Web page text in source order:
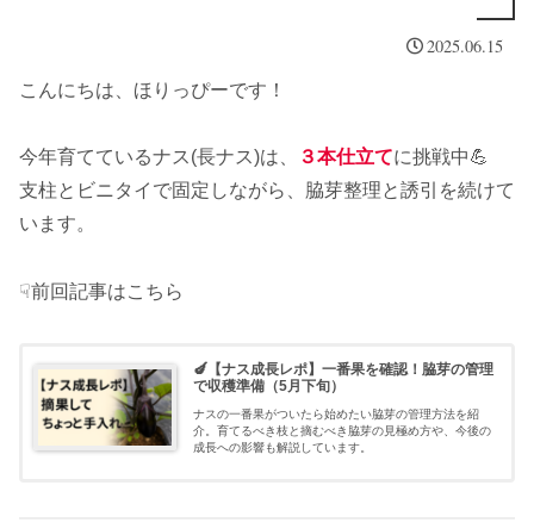
2025.06.15
こんにちは、ほりっぴーです！
今年育てているナス(長ナス)は、 ３本仕立てに挑戦中💪
支柱とビニタイで固定しながら、脇芽整理と誘引を続けて
います。
☟前回記事はこちら
🍆【ナス成長レポ】一番果を確認！脇芽の管理
で収穫準備（5月下旬）
ナスの一番果がついたら始めたい脇芽の管理方法を紹
介。育てるべき枝と摘むべき脇芽の見極め方や、今後の
成長への影響も解説しています。